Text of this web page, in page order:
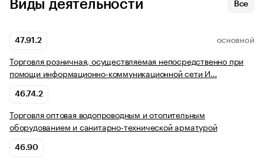
Виды деятельности Все
47.91.2 ОСНОВНОЙ
Торговля розничная, осуществляемая непосредственно при
помощи информационно-коммуникационной сети И…
46.74.2
Торговля оптовая водопроводным и отопительным
оборудованием и санитарно-технической арматурой
46.90